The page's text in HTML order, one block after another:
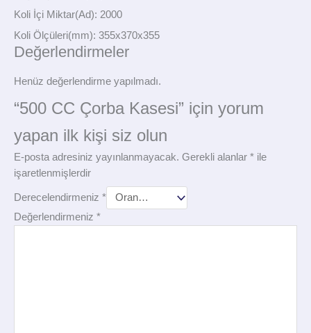
Koli İçi Miktar(Ad): 2000
Koli Ölçüleri(mm): 355x370x355
Değerlendirmeler
Henüz değerlendirme yapılmadı.
“500 CC Çorba Kasesi” için yorum
yapan ilk kişi siz olun
E-posta adresiniz yayınlanmayacak. Gerekli alanlar * ile
işaretlenmişlerdir
Derecelendirmeniz *
Değerlendirmeniz *